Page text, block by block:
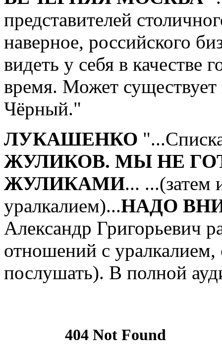
представителей
наверное, российского
видеть у себя в качестве
время. Может
Чёрный."
ЛУКАШЕНКО
ЖУЛИКОВ. МЫ НЕ
ЖУЛИКАМИ... ...(затем
уралкалием)...НАДО
Александр Григорьевич
отношений с уралкалием,
послушать). В полной